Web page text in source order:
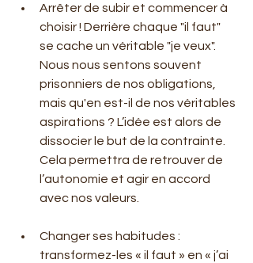
Arrêter de subir et commencer à
choisir ! Derrière chaque "il faut"
se cache un véritable "je veux".
Nous nous sentons souvent
prisonniers de nos obligations,
mais qu'en est-il de nos véritables
aspirations ? L’idée est alors de
dissocier le but de la contrainte.
Cela permettra de retrouver de
l’autonomie et agir en accord
avec nos valeurs.
Changer ses habitudes :
transformez-les « il faut » en « j’ai